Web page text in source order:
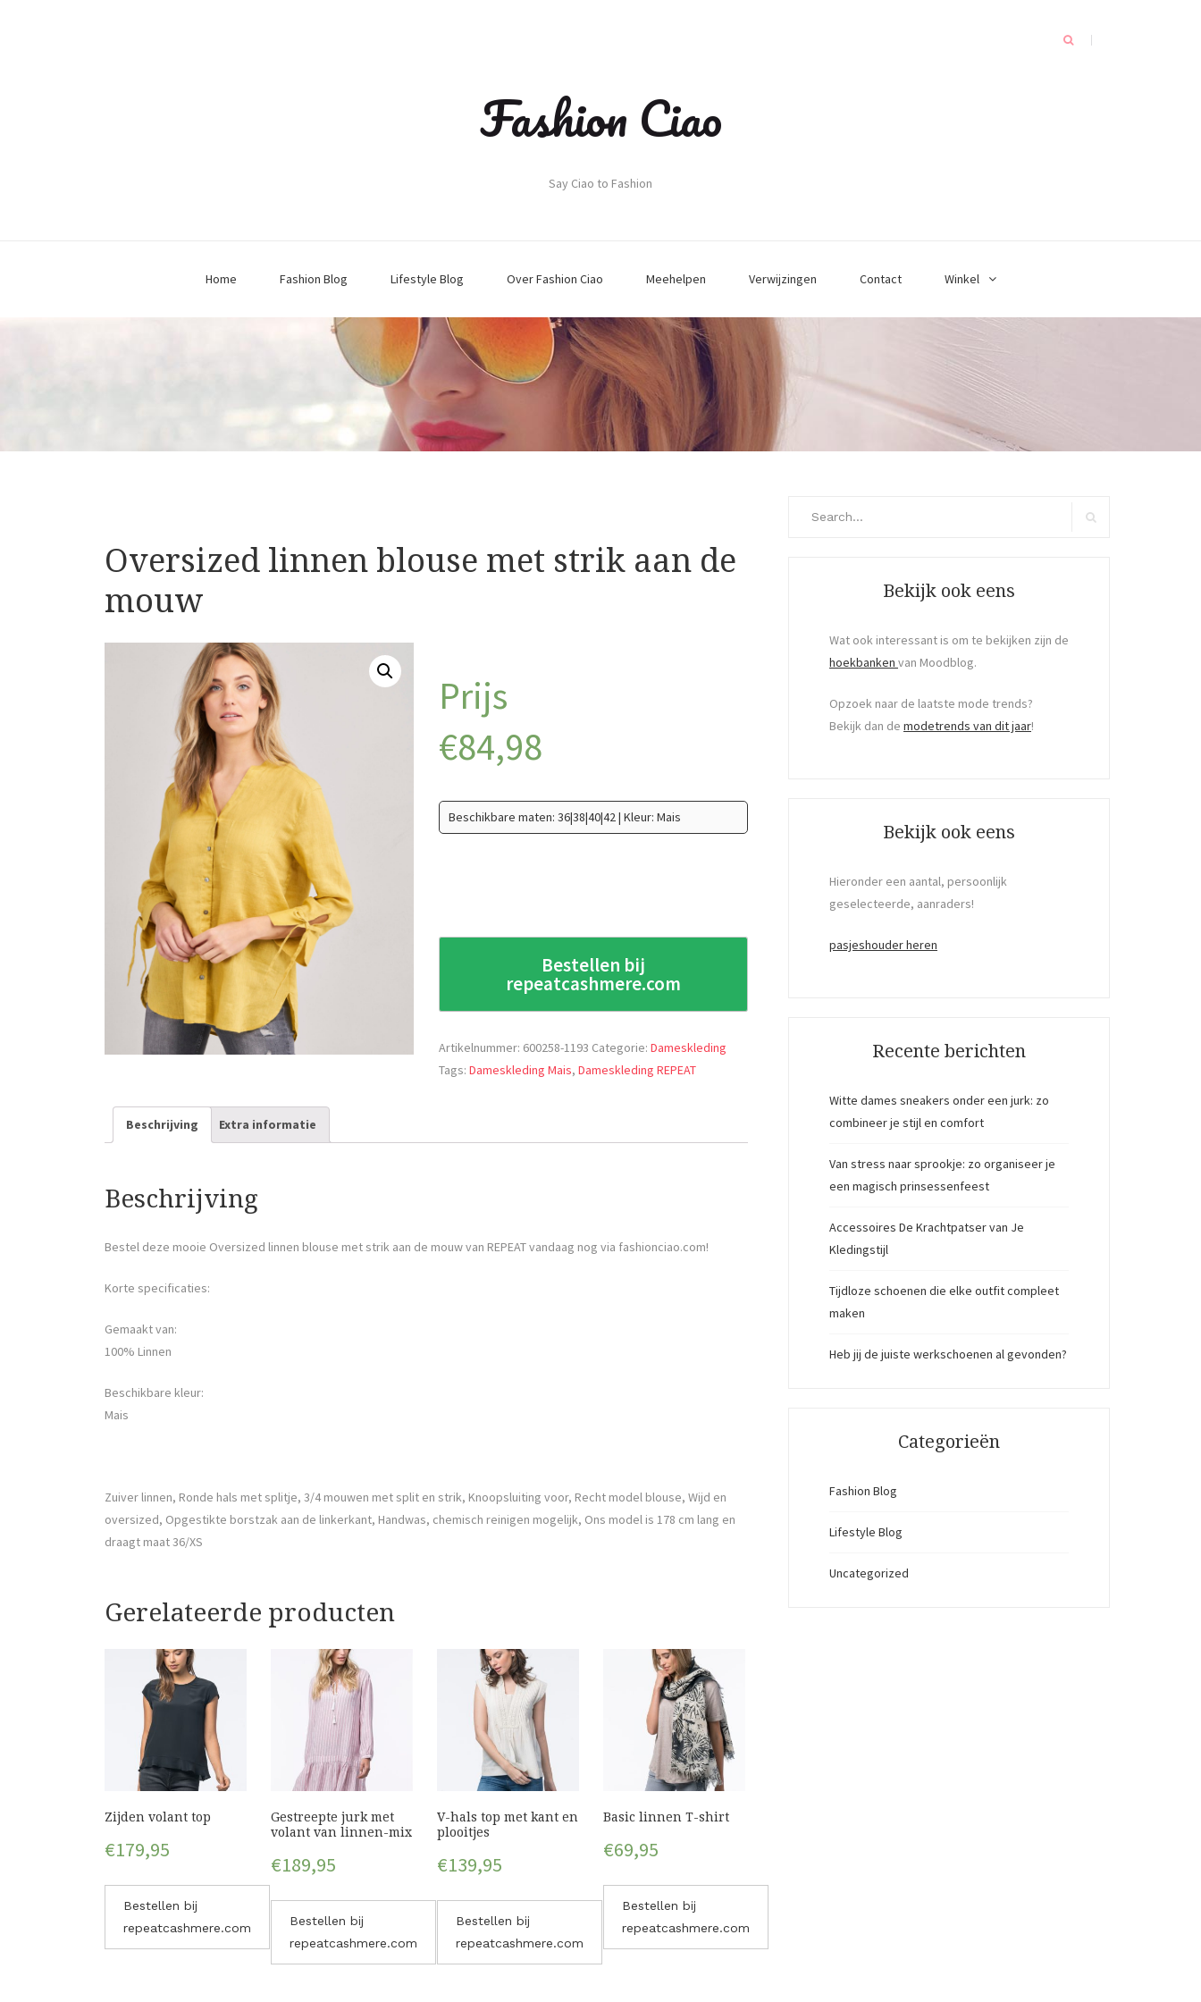
Fashion Ciao
Say Ciao to Fashion
Home Fashion Blog Lifestyle Blog Over Fashion Ciao Meehelpen Verwijzingen Contact Winkel
Oversized linnen blouse met strik aan de
mouw
€84,98
Beschikbare maten: 36|38|40|42 | Kleur: Mais
Bestellen bij
repeatcashmere.com
Artikelnummer: 600258-1193 Categorie:Dameskleding
Tags:Dameskleding Mais,Dameskleding REPEAT
Beschrijving Extra informatie
Beschrijving
Bestel deze mooie Oversized linnen blouse met strik aan de mouw van REPEAT vandaag nog via fashionciao.com!
Korte specificaties:
Gemaakt van:
100% Linnen
Beschikbare kleur:
Mais
Zuiver linnen, Ronde hals met splitje, 3/4 mouwen met split en strik, Knoopsluiting voor, Recht model blouse, Wijd en
oversized, Opgestikte borstzak aan de linkerkant, Handwas, chemisch reinigen mogelijk, Ons model is 178 cm lang en
draagt maat 36/XS
Gerelateerde producten
Zijden volant top
€179,95
Bestellen bij
repeatcashmere.com
Gestreepte jurk met
volant van linnen-mix
€189,95
Bestellen bij
repeatcashmere.com
V-hals top met kant en
plooitjes
€139,95
Bestellen bij
repeatcashmere.com
Basic linnen T-shirt
€69,95
Bestellen bij
repeatcashmere.com
Bekijk ook eens
Wat ook interessant is om te bekijken zijn de
hoekbanken van Moodblog.
Opzoek naar de laatste mode trends?
Bekijk dan de modetrends van dit jaar!
Bekijk ook eens
Hieronder een aantal, persoonlijk
geselecteerde, aanraders!
pasjeshouder heren
Recente berichten
Witte dames sneakers onder een jurk: zo
combineer je stijl en comfort
Van stress naar sprookje: zo organiseer je
een magisch prinsessenfeest
Accessoires De Krachtpatser van Je
Kledingstijl
Tijdloze schoenen die elke outfit compleet
maken
Heb jij de juiste werkschoenen al gevonden?
Categorieën
Fashion Blog
Lifestyle Blog
Uncategorized